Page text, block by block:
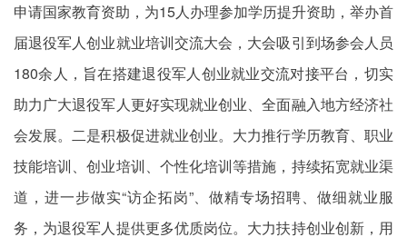
申请国家教育资助，为15人办理参加学历提升资助，举办首
届退役军人创业就业培训交流大会，大会吸引到场参会人员
180余人，旨在搭建退役军人创业就业交流对接平台，切实
助力广大退役军人更好实现就业创业、全面融入地方经济社
会发展。二是积极促进就业创业。大力推行学历教育、职业
技能培训、创业培训、个性化培训等措施，持续拓宽就业渠
道，进一步做实“访企拓岗”、做精专场招聘、做细就业服
务，为退役军人提供更多优质岗位。大力扶持创业创新，用